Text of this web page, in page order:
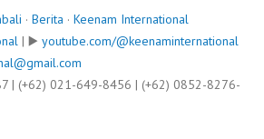
· Berita · Keenam International
| ▶️ youtube.com/@keenaminternational
| (+62) 021-649-8456 | (+62) 0852-8276-